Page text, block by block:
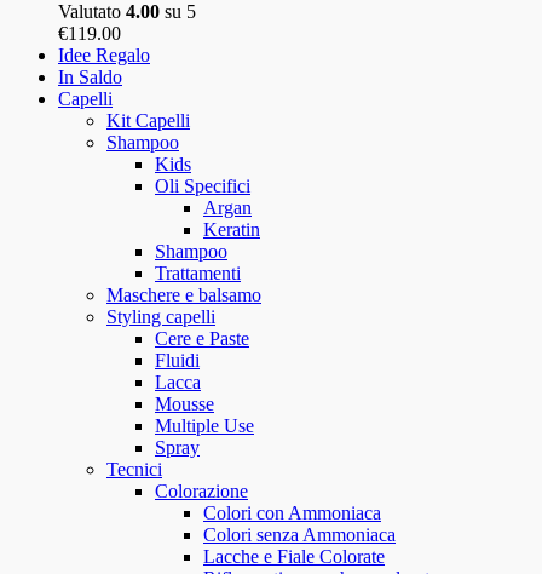
Valutato 4.00 su 5
€119.00
Idee Regalo
In Saldo
Capelli
Kit Capelli
Shampoo
Kids
Oli Specifici
Argan
Keratin
Shampoo
Trattamenti
Maschere e balsamo
Styling capelli
Cere e Paste
Fluidi
Lacca
Mousse
Multiple Use
Spray
Tecnici
Colorazione
Colori con Ammoniaca
Colori senza Ammoniaca
Lacche e Fiale Colorate